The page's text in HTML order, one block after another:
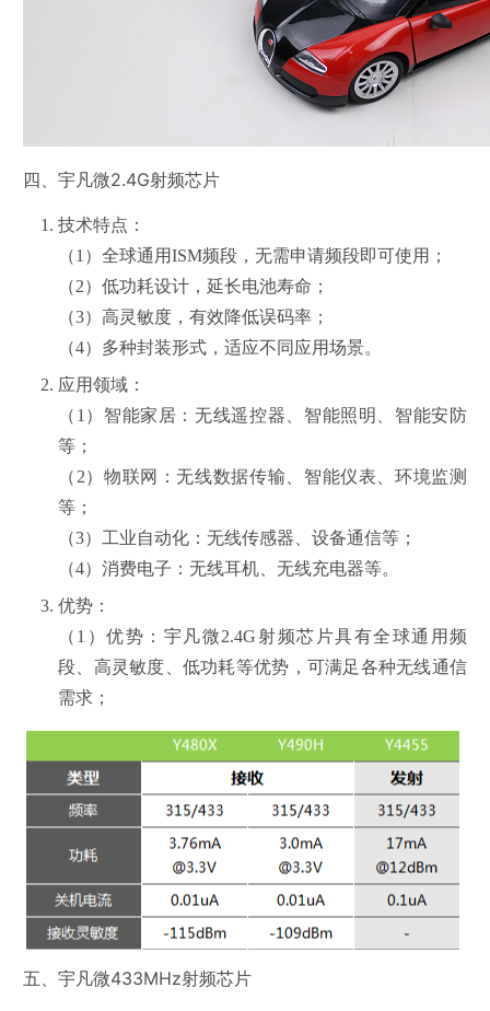
四、宇凡微2.4G射频芯片
技术特点：
（1）全球通用ISM频段，无需申请频段即可使用；
（2）低功耗设计，延长电池寿命；
（3）高灵敏度，有效降低误码率；
（4）多种封装形式，适应不同应用场景。
应用领域：
（1）智能家居：无线遥控器、智能照明、智能安防
等；
（2）物联网：无线数据传输、智能仪表、环境监测
等；
（3）工业自动化：无线传感器、设备通信等；
（4）消费电子：无线耳机、无线充电器等。
优势：
（1）优势：宇凡微2.4G射频芯片具有全球通用频
段、高灵敏度、低功耗等优势，可满足各种无线通信
需求；
五、宇凡微433MHz射频芯片